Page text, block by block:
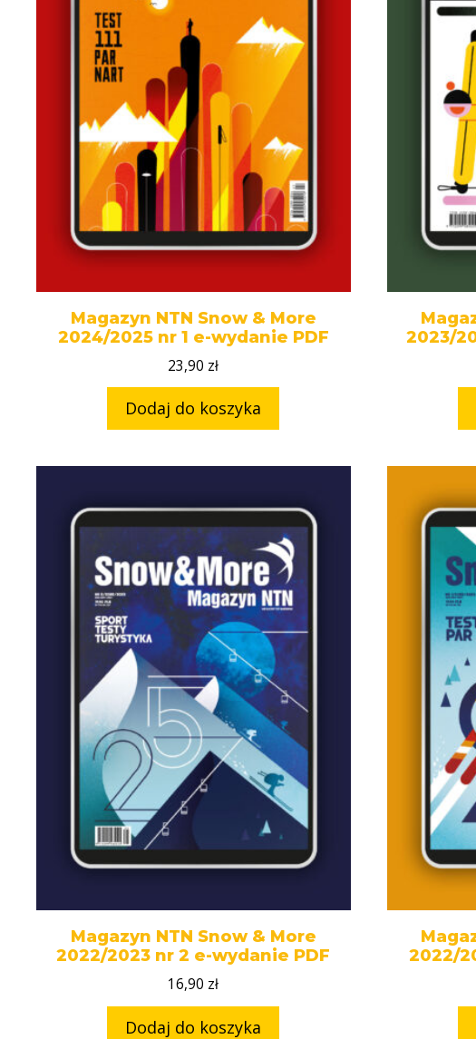
Magazyn NTN Snow & More
2024/2025 nr 1 e-wydanie PDF
23,90 zł
Dodaj do koszyka
2023/
Magazyn NTN Snow & More
2022/2023 nr 2 e-wydanie PDF
16,90 zł
Dodaj do koszyka
2022/